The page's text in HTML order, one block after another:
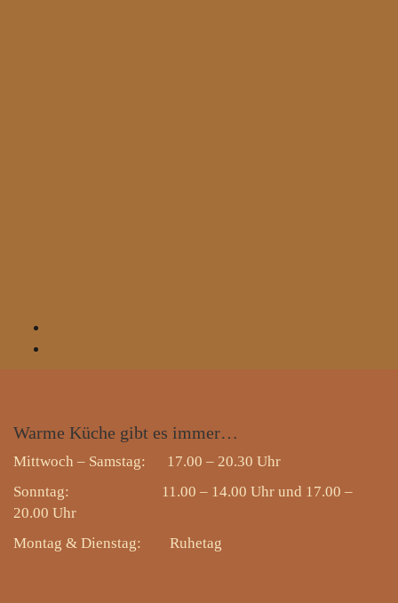
Warme Küche gibt es immer…
Mittwoch – Samstag: 17.00 – 20.30 Uhr
Sonntag: 11.00 – 14.00 Uhr und 17.00 –
20.00 Uhr
Montag & Dienstag: Ruhetag